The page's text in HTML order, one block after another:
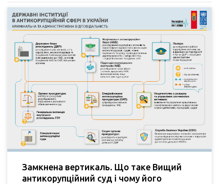
Замкнена вертикаль. Що таке Вищий
антикорупційний суд і чому його